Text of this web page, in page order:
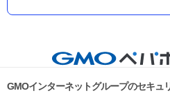
GMOインターネットグループのセキュ